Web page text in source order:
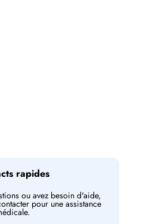
rapides
ou avez besoin d'aide,
pour une assistance